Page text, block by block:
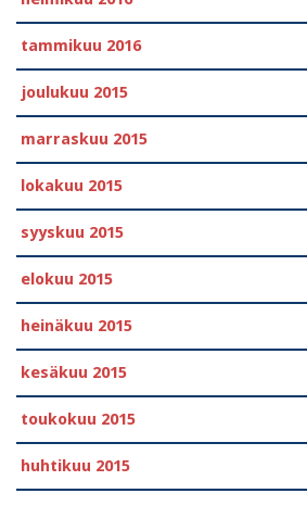
tammikuu 2016
joulukuu 2015
marraskuu 2015
lokakuu 2015
syyskuu 2015
elokuu 2015
heinäkuu 2015
kesäkuu 2015
toukokuu 2015
huhtikuu 2015